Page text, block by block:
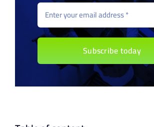
Subscribe today